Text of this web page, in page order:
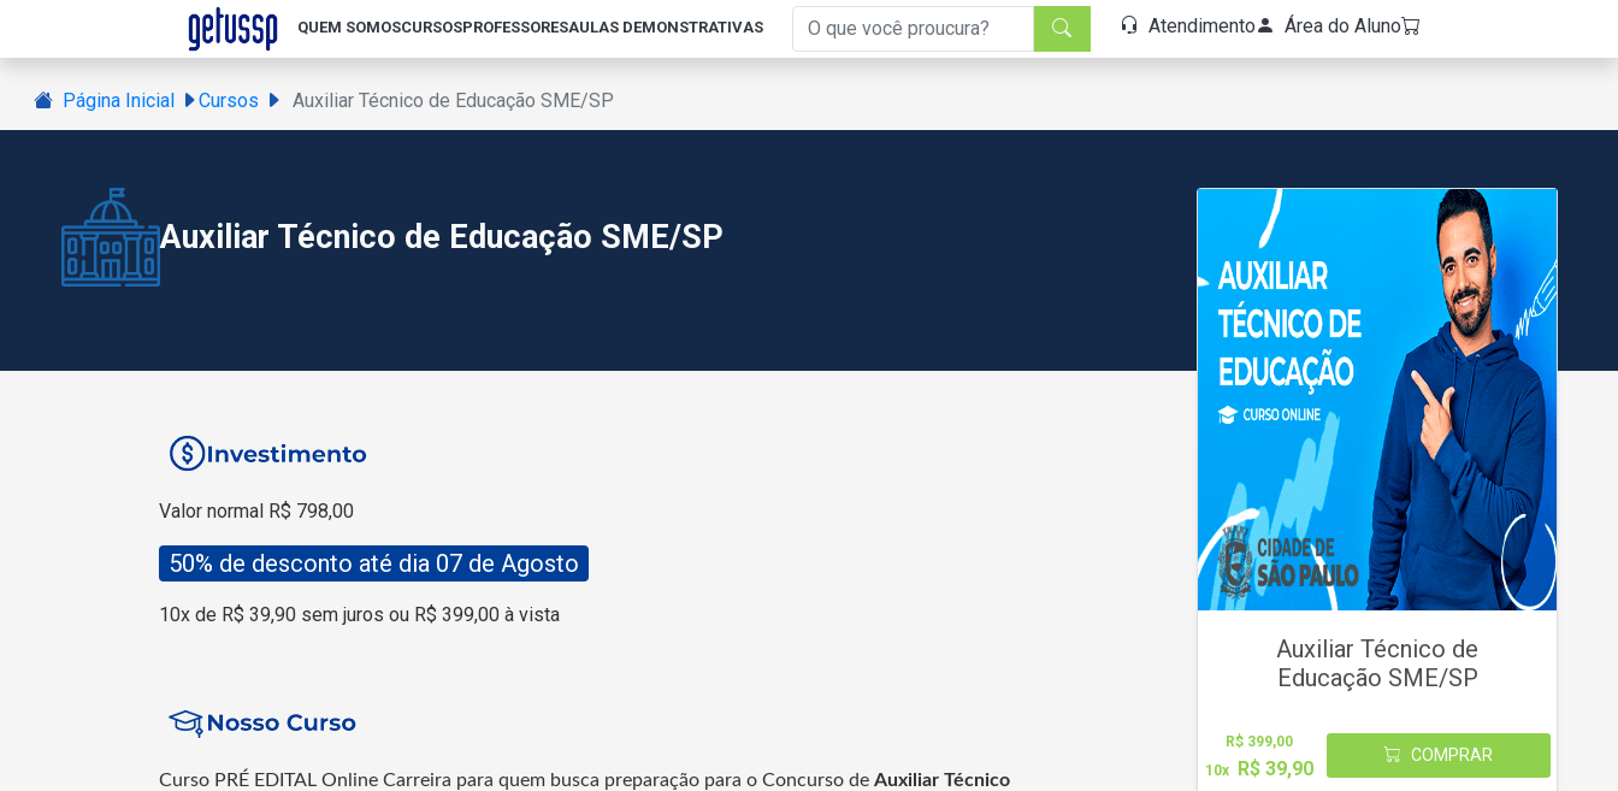
QUEM SOMOSCURSOSPROFESSORESAULAS DEMONSTRATIVAS Atendimento Área do Aluno
Página Inicial Cursos Auxiliar Técnico de Educação SME/SP
Auxiliar Técnico de Educação SME/SP
Auxiliar Técnico de
Educação SME/SP
R$ 399,00
10x R$ 39,90
COMPRAR
Valor normal R$ 798,00
50% de desconto até dia 07 de Agosto
10x de R$ 39,90 sem juros ou R$ 399,00 à vista
Curso PRÉ EDITAL Online Carreira para quem busca preparação para o Concurso de Auxiliar Técnico